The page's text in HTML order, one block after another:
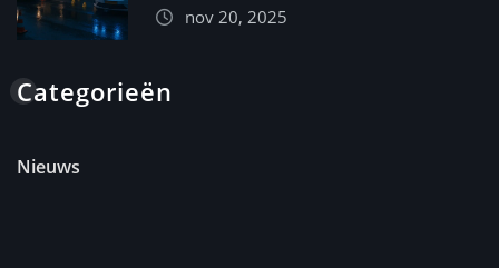
nov 20, 2025
Categorieën
Nieuws